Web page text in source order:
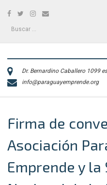
Facebook
TwitterInstagram
Correo
Buscar:
Dr. Bernardino Caballero 1099
info@paraguayemprende.org
Firma de
Asociación
Emprende y la